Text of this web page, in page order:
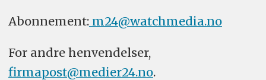
Abonnement:m24@watchmedia.no
For andre henvendelser,
firmapost@medier24.no.